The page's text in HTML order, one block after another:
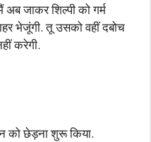
जाकर शिल्पी को गर्म
भेजूंगी. तू उसको वहीं दबोच
करेगी.
को छेड़ना शुरू किया.